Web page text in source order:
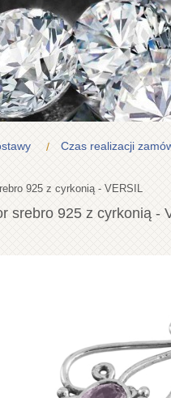
Czas realizacji
925 z cyrkonią - VERSIL
srebro 925 z cyrkonią -